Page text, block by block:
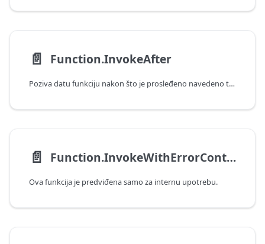
📄️ Function.InvokeAfter
Poziva datu funkciju nakon što je prosleđeno navedeno trajanje.
📄️ Function.InvokeWithErrorContext
Ova funkcija je predviđena samo za internu upotrebu.